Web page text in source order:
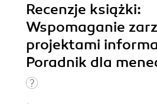
Recenzje książki:
Wspomaganie
projektami
Poradnik dla